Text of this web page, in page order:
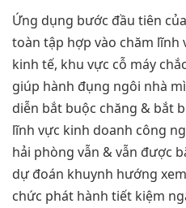
Ứng dụng bước đầu tiên
toàn tập hợp vào chăm
kinh tế, khu vực cỗ máy
giúp hành đụng ngôi nhà
diễn bắt buộc chăng & bắt
lĩnh vực kinh doanh công
hải phòng vẫn & vẫn được
dự đoán khuynh hướng
chức phát hành tiết kiệm